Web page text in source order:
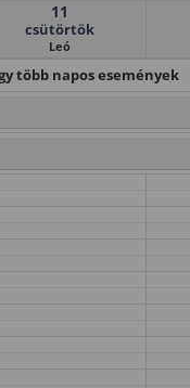
11
csütörtök
Leó
több napos események